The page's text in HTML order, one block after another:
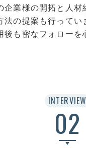
企業様の開拓と人
の提案も行って
も密なフォロー
INTERVIEW
02